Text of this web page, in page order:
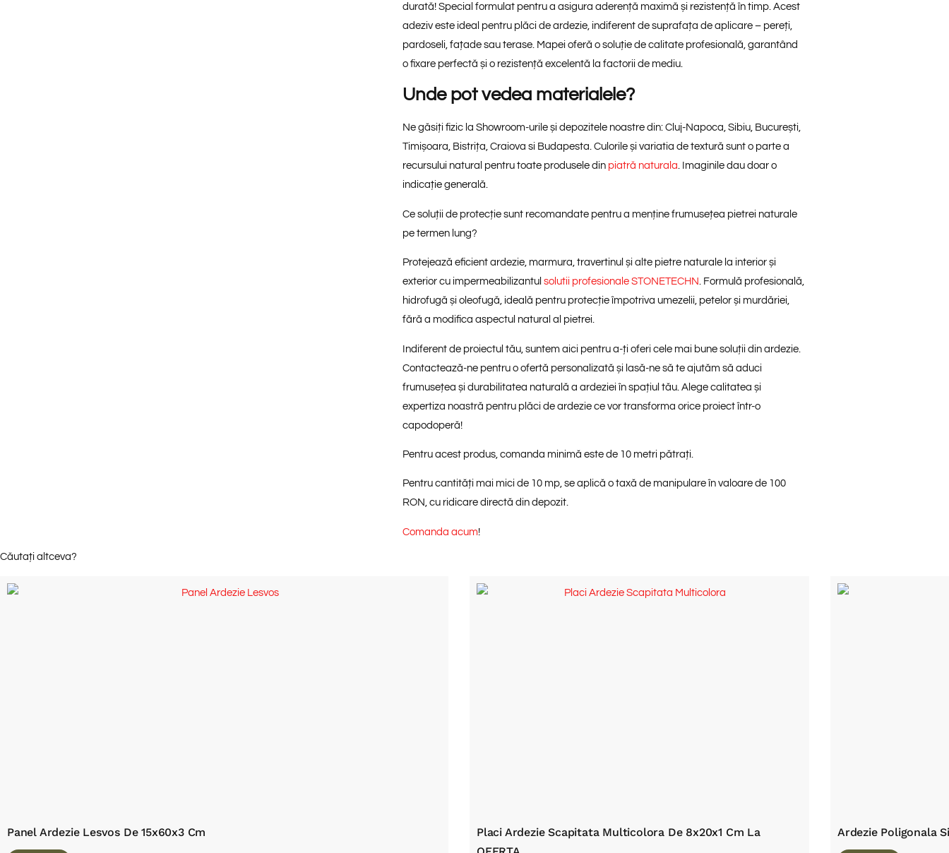
durată! Special formulat pentru a asigura aderență maximă și rezistență în timp. Acest
adeziv este ideal pentru plăci de ardezie, indiferent de suprafața de aplicare – pereți,
pardoseli, fațade sau terase. Mapei oferă o soluție de calitate profesională, garantând
o fixare perfectă și o rezistență excelentă la factorii de mediu.
Unde pot vedea materialele?
Ne găsiți fizic la Showroom-urile și depozitele noastre din: Cluj-Napoca, Sibiu, București,
Timișoara, Bistrița, Craiova si Budapesta. Culorile și variatia de textură sunt o parte a
recursului natural pentru toate produsele din piatră naturala. Imaginile dau doar o
indicație generală.
Ce soluții de protecție sunt recomandate pentru a menține frumusețea pietrei naturale
pe termen lung?
Protejează eficient ardezie, marmura, travertinul și alte pietre naturale la interior și
exterior cu impermeabilizantul solutii profesionale STONETECHN. Formulă profesională,
hidrofugă și oleofugă, ideală pentru protecție împotriva umezelii, petelor și murdăriei,
fără a modifica aspectul natural al pietrei.
Indiferent de proiectul tău, suntem aici pentru a-ți oferi cele mai bune soluții din ardezie.
Contactează-ne pentru o ofertă personalizată și lasă-ne să te ajutăm să aduci
frumusețea și durabilitatea naturală a ardeziei în spațiul tău. Alege calitatea și
expertiza noastră pentru plăci de ardezie ce vor transforma orice proiect într-o
capodoperă!
Pentru acest produs, comanda minimă este de 10 metri pătrați
Pentru cantități mai mici de 10 mp, se aplică o taxă de manipulare în valoare de 100
RON, cu ridicare directă din depozit.
Comanda acum!
Căutați altceva?
Panel Ardezie Lesvos De 15x60x3 Cm
Placi Ardezie Scapitata Multicolora De 8x20x1 Cm La
Ardezie Poligonala